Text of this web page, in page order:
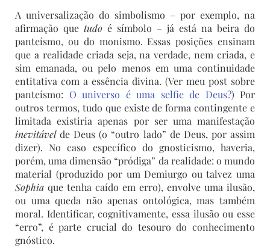
A universalização do simbolismo – por exemplo, na
afirmação que tudo é símbolo – já está na beira do
panteísmo, ou do monismo. Essas posições ensinam
que a realidade criada seja, na verdade, nem criada, e
sim emanada, ou pelo menos em uma continuidade
entitativa com a essência divina. (Ver meu post sobre
panteísmo: O universo é uma selfie de Deus?) Por
outros termos, tudo que existe de forma contingente e
limitada existiria apenas por ser uma manifestação
inevitávelde Deus (o “outro lado” de Deus, por assim
dizer). No caso específico do gnosticismo, haveria,
porém, uma dimensão “pródiga” da realidade: o mundo
material (produzido por um Demiurgo ou talvez uma
Sophia que tenha caído em erro), envolve uma ilusão,
ou uma queda não apenas ontológica, mas também
moral. Identificar, cognitivamente, essa ilusão ou esse
“erro”, é parte crucial do tesouro do conhecimento
gnóstico.